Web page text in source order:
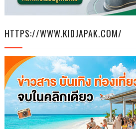
HTTPS://WWW.KIDJAPAK.COM/